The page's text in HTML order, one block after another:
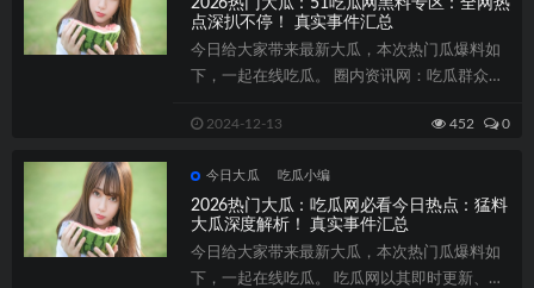
2026热门大瓜：51吃瓜网黑料专区：全网热
点深扒不停！ 真实事件汇总
今日给大家带来最新大瓜，本次热门瓜爆料如
下，一起在线吃瓜。 圈内资讯网：吃瓜群众的
2024-12-13 452 0
今日大瓜 吃瓜小编
2026热门大瓜：吃瓜网必看今日热点：猛料
大瓜深度解析！ 真实事件汇总
今日给大家带来最新大瓜，本次热门瓜爆料如
下，一起在线吃瓜。 吃瓜网以其即时更新、丰